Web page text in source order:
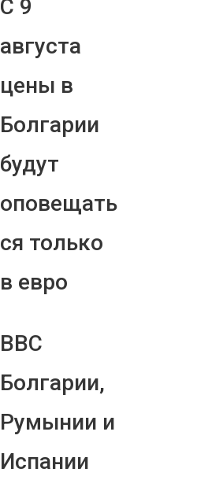
С 9
августа
цены в
Болгарии
будут
оповещать
ся только
в евро
ВВС
Болгарии,
Румынии и
Испании